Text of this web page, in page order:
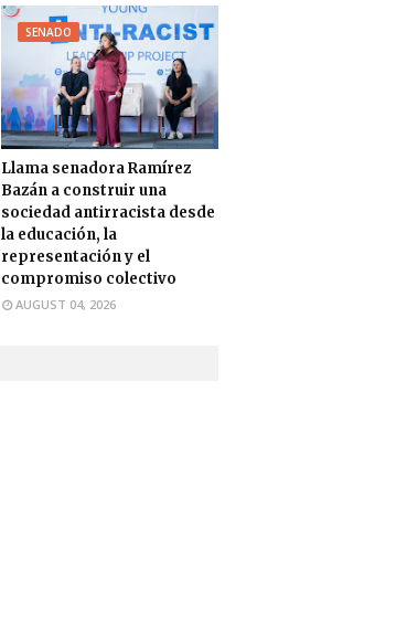
SENADO
Llama senadora Ramírez
Bazán a construir una
sociedad antirracista desde
la educación, la
representación y el
compromiso colectivo
AUGUST 04, 2026